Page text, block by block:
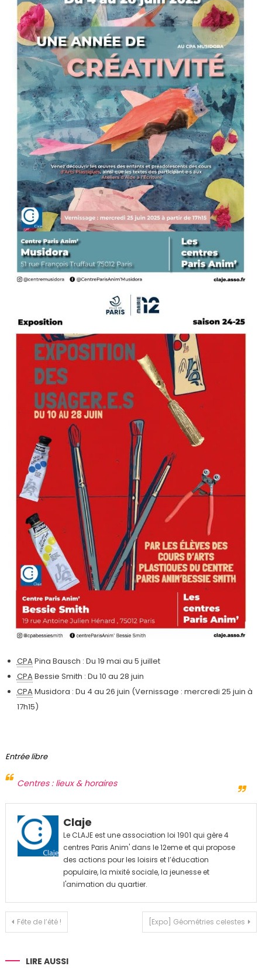
CPAPina Bausch : Du 19 mai au 5 juillet
CPABessie Smith : Du 10 au 28 juin
CPAMusidora : Du 4 au 26 juin (Vernissage : mercredi 25 juin à
17h15)
Entrée libre
Centres : lieux & horaires
Claje
Le CLAJE est une association loi 1901 qui gère 4
centres Paris Anim' dans le 12eme et qui propose
des actions pour les loisirs et l’éducation
populaire, la mixité sociale, la jeunesse et
l'animation du quartier.
Navigation
l’article
Fête de l’été ! [Expo] Géométries celestes
LIRE AUSSI